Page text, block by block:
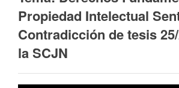
Propiedad Intelectual
Contradicción de tesis
la SCJN